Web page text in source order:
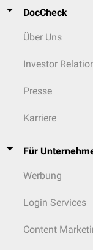
DocCheck
Über Uns
Investor
Presse
Karriere
Für
Werbung
Login Services
Content